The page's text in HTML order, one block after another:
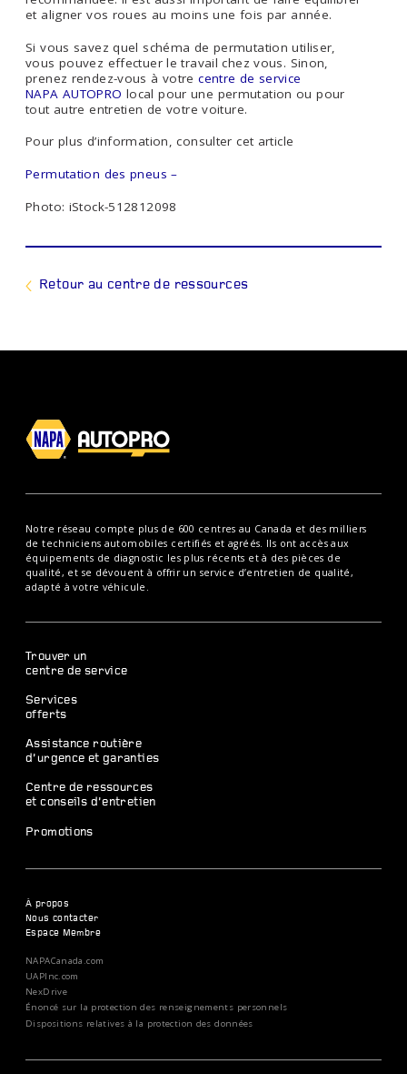
et aligner vos roues au moins une fois par année.
Si vous savez quel schéma de permutation utiliser,
vous pouvez effectuer le travail chez vous. Sinon,
prenez rendez-vous à votrecentre de service
NAPA AUTOPRO local pour une permutation ou pour
tout autre entretien de votre voiture.
Pour plus d’information, consulter cet article
Permutation des pneus –
Photo: iStock-512812098
Retour au centre de ressources
Notre réseau compte plus de 600 centres au Canada et des milliers
de techniciens automobiles certifiés et agréés. Ils ont accès aux
équipements de diagnostic les plus récents et à des pièces de
qualité, et se dévouent à offrir un service d’entretien de qualité,
adapté à votre véhicule.
Trouver un
centre de service
Services
offerts
Assistance routière
d’urgence et garanties
Centre de ressources
et conseils d’entretien
Promotions
À propos
Nous contacter
Espace Membre
NAPACanada.com
UAPInc.com
NexDrive
Énoncé sur la protection des renseignements personnels
Dispositions relatives à la protection des données